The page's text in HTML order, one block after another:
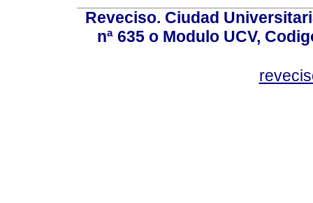
Reveciso. Ciudad
nª 635 o Modulo UCV,